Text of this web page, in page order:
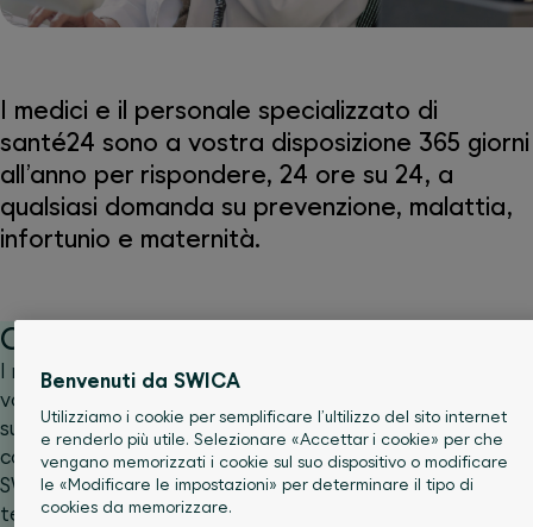
I medici e il personale specializzato di
santé24 sono a vostra disposizione 365 giorni
all’anno per rispondere, 24 ore su 24, a
qualsiasi domanda su prevenzione, malattia,
infortunio e maternità.
Consulenza medica 24 ore su 24
I nostri medici e il personale medico specializzato sono a
vostra disposizione per rispondere alle vostre domande
sulla salute a qualsiasi ora del giorno o della notte. Le
consulenze sono gratuite per le persone assicurate con
SWICA con un modello Favorit o BestMed. Contattateci
telefonicamente oppure compilate il modulo di contatto
Benvenuti da SWICA
Utilizziamo i cookie per semplificare l’ultilizzo del sito internet
e renderlo più utile. Selezionare «Accettar i cookie» per che
vengano memorizzati i cookie sul suo dispositivo o modificare
le «Modificare le impostazioni» per determinare il tipo di
cookies da memorizzare.